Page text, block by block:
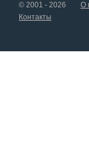
© 2001 - 2026 О
Контакты